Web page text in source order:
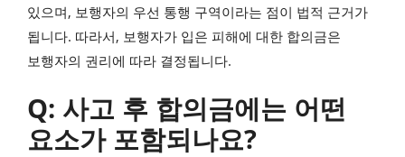
있으며, 보행자의 우선 통행 구역이라는 점이 법적 근거가
됩니다. 따라서, 보행자가 입은 피해에 대한 합의금은
보행자의 권리에 따라 결정됩니다.
Q: 사고 후 합의금에는 어떤
요소가 포함되나요?